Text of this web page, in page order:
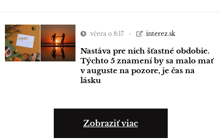
včera o 8:17 interez.sk
Nastáva pre nich šťastné obdobie.
Týchto 5 znamení by sa malo mať
v auguste na pozore, je čas na
lásku
Zobraziť viac